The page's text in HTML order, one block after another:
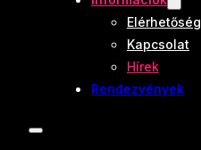
Elérhetőség
Kapcsolat
Hírek
Rendezvények